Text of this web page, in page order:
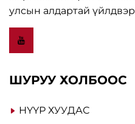
улсын алдартай
ШУРУУ ХОЛБООС
НҮҮР ХУУДАС